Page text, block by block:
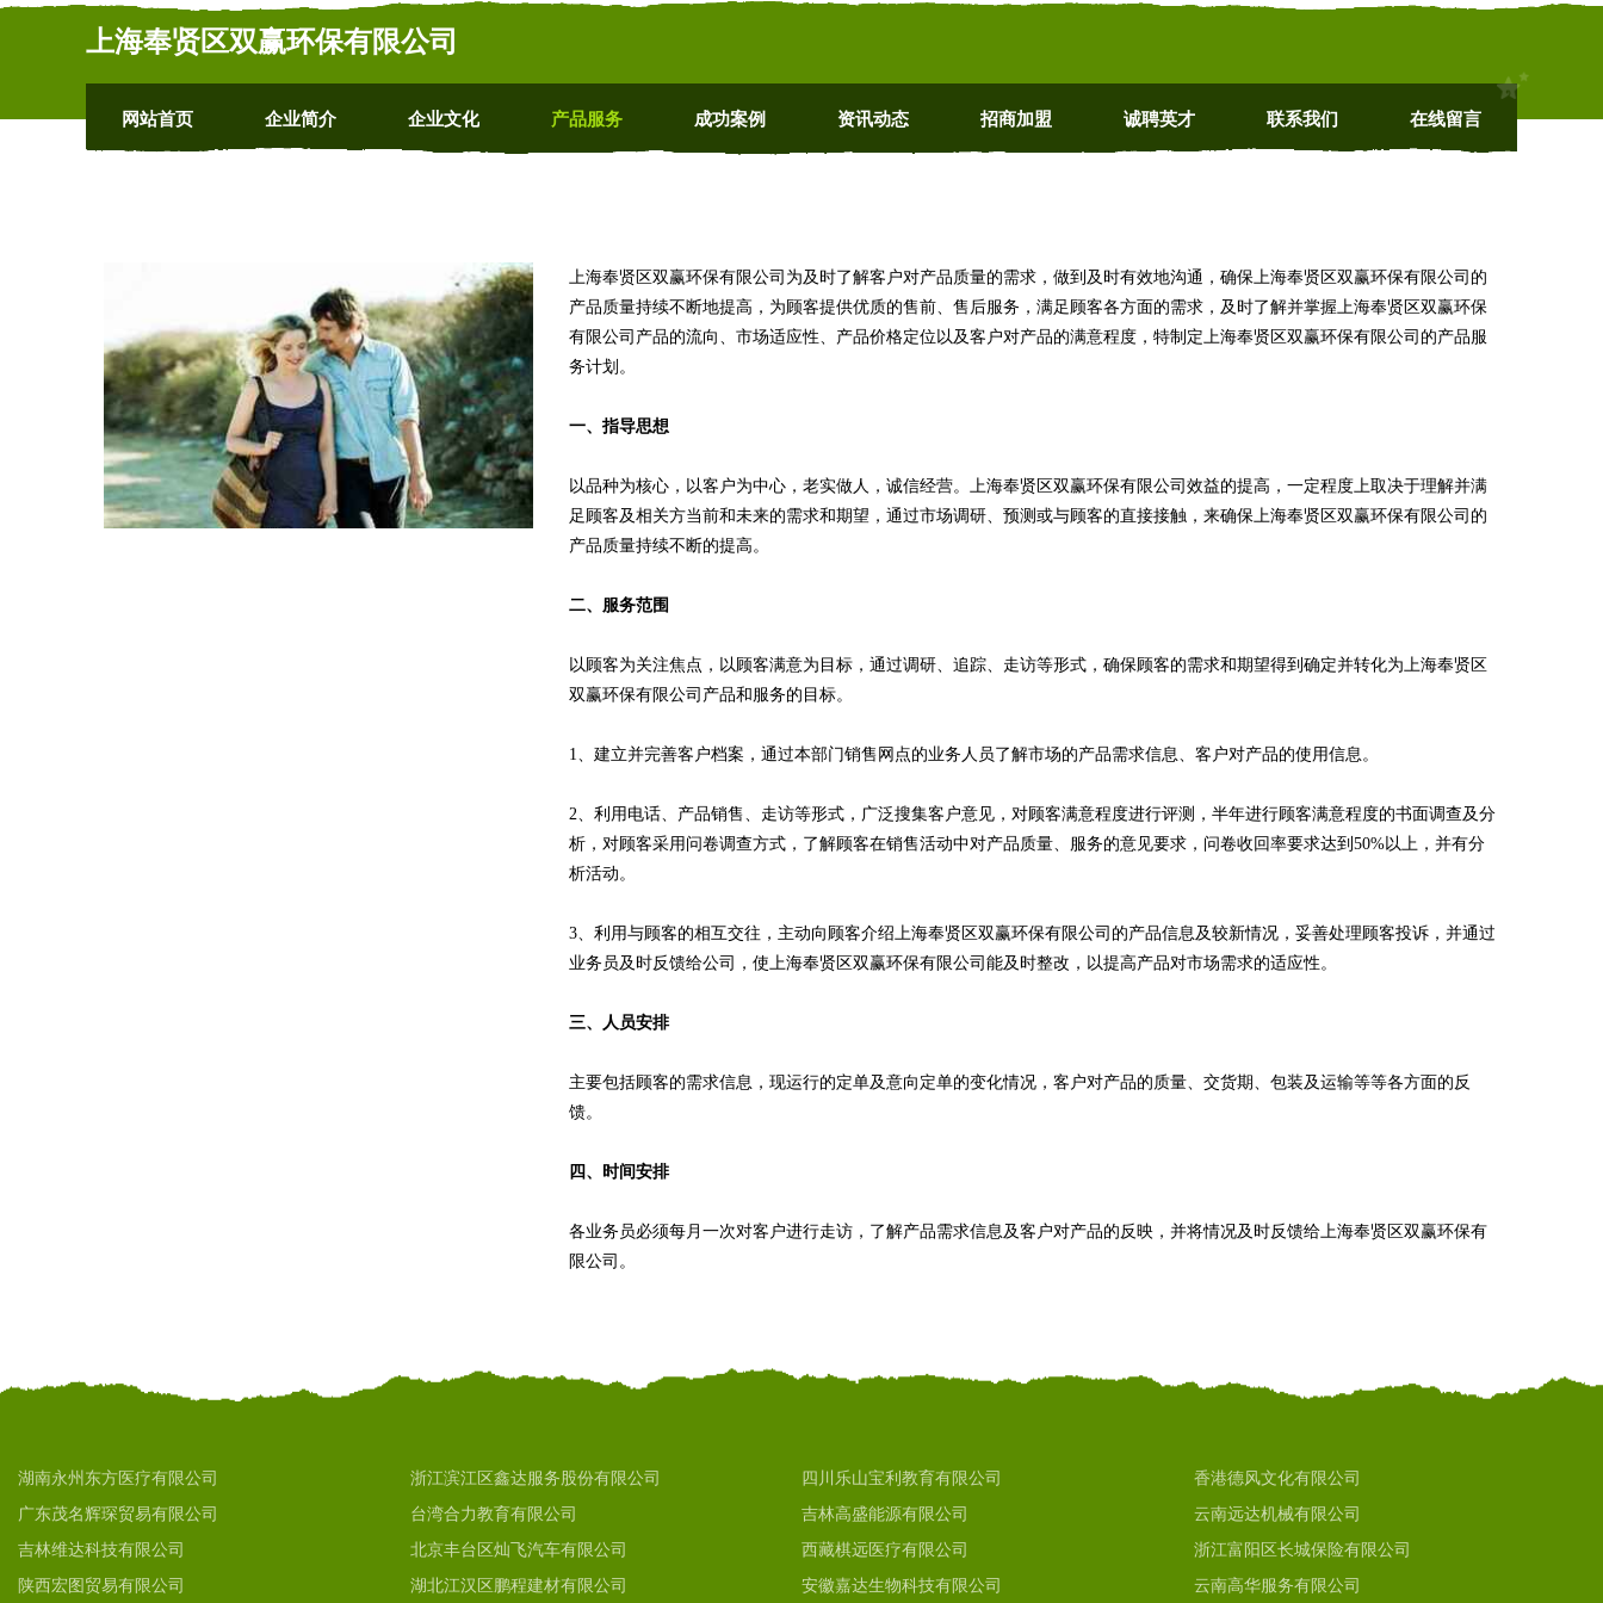
上海奉贤区双赢环保有限公司
网站首页 企业简介 企业文化 产品服务 成功案例 资讯动态 招商加盟 诚聘英才 联系我们 在线留言
上海奉贤区双赢环保有限公司为及时了解客户对产品质量的需求，做到及时有效地沟通，确保上海奉贤区双赢环保有限公司的
产品质量持续不断地提高，为顾客提供优质的售前、售后服务，满足顾客各方面的需求，及时了解并掌握上海奉贤区双赢环保
有限公司产品的流向、市场适应性、产品价格定位以及客户对产品的满意程度，特制定上海奉贤区双赢环保有限公司的产品服
务计划。
一、指导思想
以品种为核心，以客户为中心，老实做人，诚信经营。上海奉贤区双赢环保有限公司效益的提高，一定程度上取决于理解并满
足顾客及相关方当前和未来的需求和期望，通过市场调研、预测或与顾客的直接接触，来确保上海奉贤区双赢环保有限公司的
产品质量持续不断的提高。
二、服务范围
以顾客为关注焦点，以顾客满意为目标，通过调研、追踪、走访等形式，确保顾客的需求和期望得到确定并转化为上海奉贤区
双赢环保有限公司产品和服务的目标。
1、建立并完善客户档案，通过本部门销售网点的业务人员了解市场的产品需求信息、客户对产品的使用信息。
2、利用电话、产品销售、走访等形式，广泛搜集客户意见，对顾客满意程度进行评测，半年进行顾客满意程度的书面调查及分
析，对顾客采用问卷调查方式，了解顾客在销售活动中对产品质量、服务的意见要求，问卷收回率要求达到50%以上，并有分
析活动。
3、利用与顾客的相互交往，主动向顾客介绍上海奉贤区双赢环保有限公司的产品信息及较新情况，妥善处理顾客投诉，并通过
业务员及时反馈给公司，使上海奉贤区双赢环保有限公司能及时整改，以提高产品对市场需求的适应性。
三、人员安排
主要包括顾客的需求信息，现运行的定单及意向定单的变化情况，客户对产品的质量、交货期、包装及运输等等各方面的反
馈。
四、时间安排
各业务员必须每月一次对客户进行走访，了解产品需求信息及客户对产品的反映，并将情况及时反馈给上海奉贤区双赢环保有
限公司。
湖南永州东方医疗有限公司 浙江滨江区鑫达服务股份有限公司 四川乐山宝利教育有限公司
香港德风文化有限公司
广东茂名辉琛贸易有限公司
台湾合力教育有限公司 吉林高盛能源有限公司
云南远达机械有限公司
吉林维达科技有限公司
北京丰台区灿飞汽车有限公司 西藏棋远医疗有限公司
浙江富阳区长城保险有限公司
陕西宏图贸易有限公司
湖北江汉区鹏程建材有限公司 安徽嘉达生物科技有限公司 云南高华服务有限公司